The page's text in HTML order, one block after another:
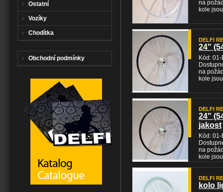
na
kole
DELFI
24"
Kód:
na
kole
DELFI
24"
jakost
Kód:
na
kole
DELFI
kolo
Ostatní
Vozíky
Chodítka
Obchodní podmínky